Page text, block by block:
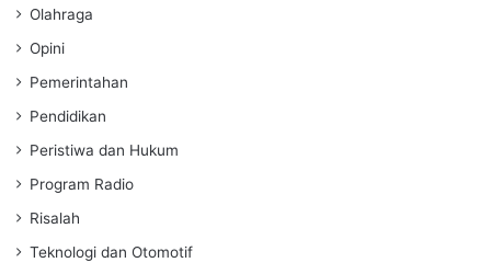
Olahraga
Opini
Pemerintahan
Pendidikan
Peristiwa dan Hukum
Program Radio
Risalah
Teknologi dan Otomotif